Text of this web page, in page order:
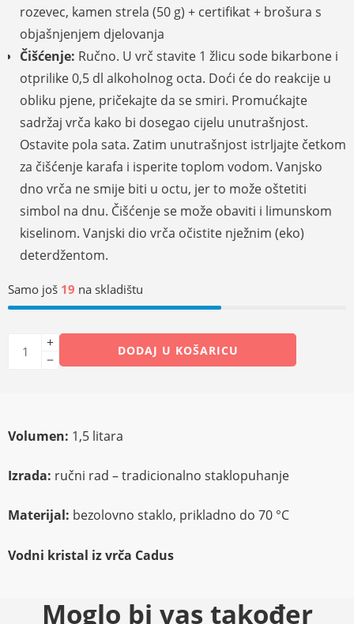
rozevec, kamen strela (50 g) + certifikat + brošura s
objašnjenjem djelovanja
Čišćenje: Ručno. U vrč stavite 1 žlicu sode bikarbone i
otprilike 0,5 dl alkoholnog octa. Doći će do reakcije u
obliku pjene, pričekajte da se smiri. Promućkajte
sadržaj vrča kako bi dosegao cijelu unutrašnjost.
Ostavite pola sata. Zatim unutrašnjost istrljajte četkom
za čišćenje karafa i isperite toplom vodom. Vanjsko
dno vrča ne smije biti u octu, jer to može oštetiti
simbol na dnu. Čišćenje se može obaviti i limunskom
kiselinom. Vanjski dio vrča očistite nježnim (eko)
deterdžentom.
Samo još 19 na skladištu
DODAJ U KOŠARICU
Volumen: 1,5 litara
Izrada: ručni rad – tradicionalno staklopuhanje
Materijal: bezolovno staklo, prikladno do 70 °C
Vodni kristal iz vrča Cadus
Moglo bi vas također